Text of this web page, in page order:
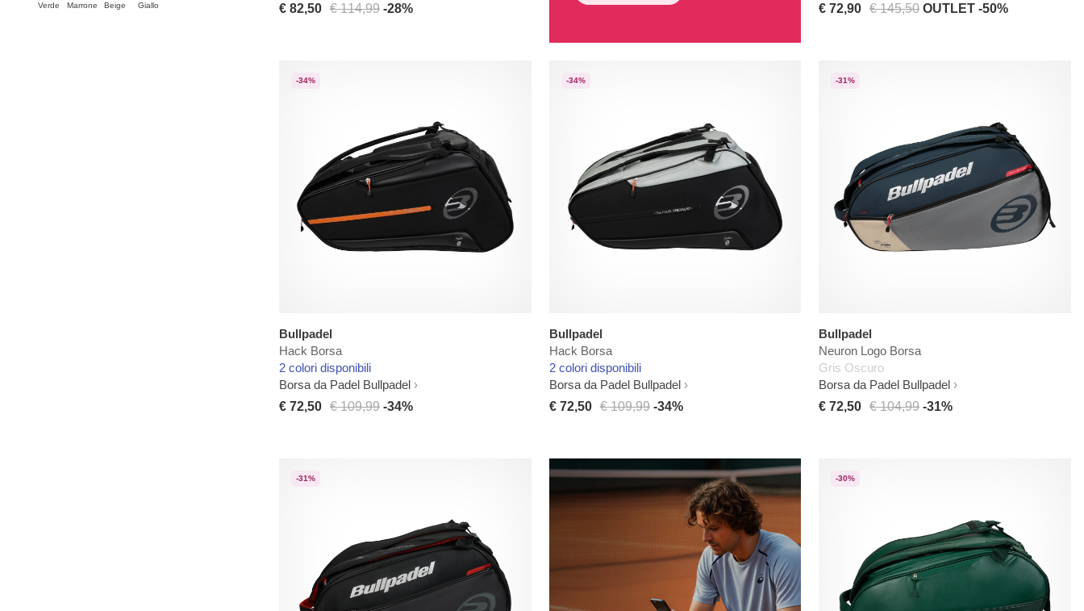
Verde Marrone Beige Giallo
€ 82,50 € 114,99 -28%
€ 72,90
€ 145,50 OUTLET -50%
-34%
Bullpadel
Hack Borsa
2 colori disponibili
Borsa da Padel Bullpadel
€ 72,50 € 109,99 -34%
-34%
Bullpadel
Hack Borsa
2 colori disponibili
Borsa da Padel Bullpadel
€ 72,50 € 109,99 -34%
-31%
Bullpadel
Neuron Logo Borsa
Gris Oscuro
Borsa da Padel Bullpadel
€ 72,50
€ 104,99 -31%
-31% -30%